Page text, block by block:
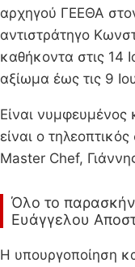
αρχηγού ΓΕΕΘΑ
αντιστράτηγο
καθήκοντα στις 14
αξίωμα έως τις 9
Είναι νυμφευμένος
είναι ο
Master Chef,
Όλο το
Ευάγγελου
Η υπουργοποίηση